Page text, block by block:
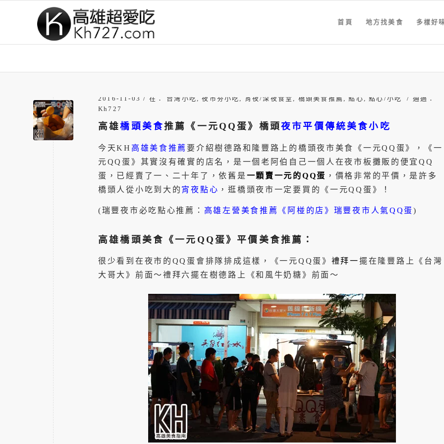
首頁 地方找美食 多樣好
2016-11-03 / 在： 台灣小吃,夜市夯小吃, 宵夜/深夜食堂, 橋頭美食推薦 ,點心,點心/小吃 / 通過：
Kh727
高雄橋頭美食推薦《一元QQ蛋》橋頭夜市平價傳統美食小吃
今天KH 高雄美食推薦要介紹樹德路和隆豐路上的橋頭夜市美食《一元QQ蛋》，《一
元QQ蛋》其實沒有確實的店名，是一個老阿伯自己一個人在夜市板攤販的便宜QQ
蛋，已經賣了一、二十年了，依舊是 一顆賣一元的QQ蛋 ，價格非常的平價，是許多
橋頭人從小吃到大的 宵夜點心 ，逛橋頭夜市一定要買的《一元QQ蛋》！
(瑞豐夜市必吃點心推薦： 高雄左營美食推薦《阿椪的店》瑞豐夜市人氣QQ蛋)
高雄橋頭美食《一元QQ蛋》平價美食推薦：
很少看到在夜市的QQ蛋會排隊排成這樣，《一元QQ蛋》 禮拜一擺在隆豐路上《台灣
大哥大》前面～禮拜六擺在樹德路上《和風牛奶糖》前面～